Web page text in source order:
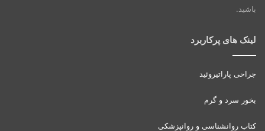
باشید.
لینک های پرکاربرد
جراحی پاراتیروئید
بخور سرد و گرم
کتاب روانشناسی و روانپزشکی